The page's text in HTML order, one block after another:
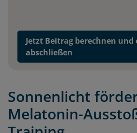
Jetzt Beitrag berechnen und
abschließen
Sonnenlicht
Melatonin-